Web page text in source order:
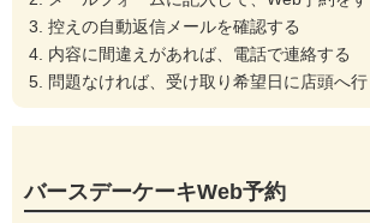
控えの自動返信メールを確認する
内容に間違えがあれば、電話で連絡する
問題なければ、受け取り希望日に店頭へ行
バースデーケーキWeb予約